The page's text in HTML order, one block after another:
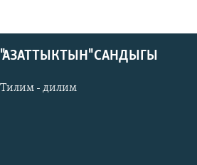
"АЗАТТЫКТЫН" САНДЫГЫ
Тилим - дилим